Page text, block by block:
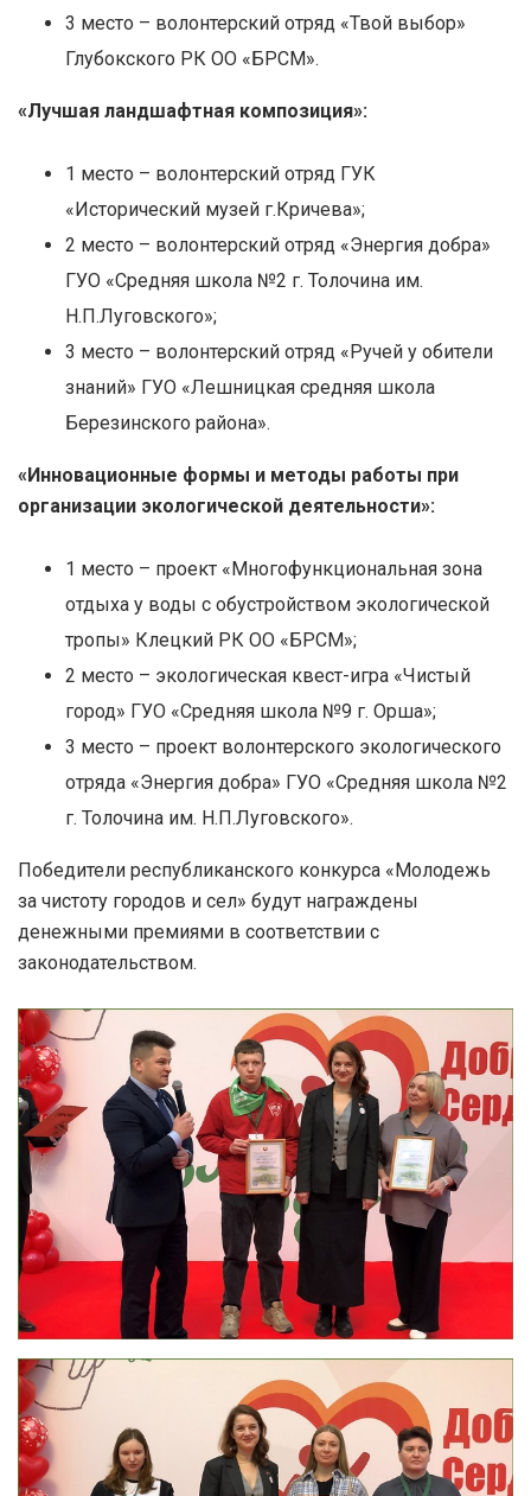
3 место – волонтерский отряд «Твой выбор»
Глубокского РК ОО «БРСМ».
«Лучшая ландшафтная композиция»:
1 место – волонтерский отряд ГУК
«Исторический музей г.Кричева»;
2 место – волонтерский отряд «Энергия добра»
ГУО «Средняя школа №2 г. Толочина им.
Н.П.Луговского»;
3 место – волонтерский отряд «Ручей у обители
знаний» ГУО «Лешницкая средняя школа
Березинского района».
«Инновационные формы и методы работы при
организации экологической деятельности»:
1 место – проект «Многофункциональная зона
отдыха у воды с обустройством экологической
тропы» Клецкий РК ОО «БРСМ»;
2 место – экологическая квест-игра «Чистый
город» ГУО «Средняя школа №9 г. Орша»;
3 место – проект волонтерского экологического
отряда «Энергия добра» ГУО «Средняя школа №2
г. Толочина им. Н.П.Луговского».
Победители республиканского конкурса «Молодежь
за чистоту городов и сел» будут награждены
денежными премиями в соответствии с
законодательством.